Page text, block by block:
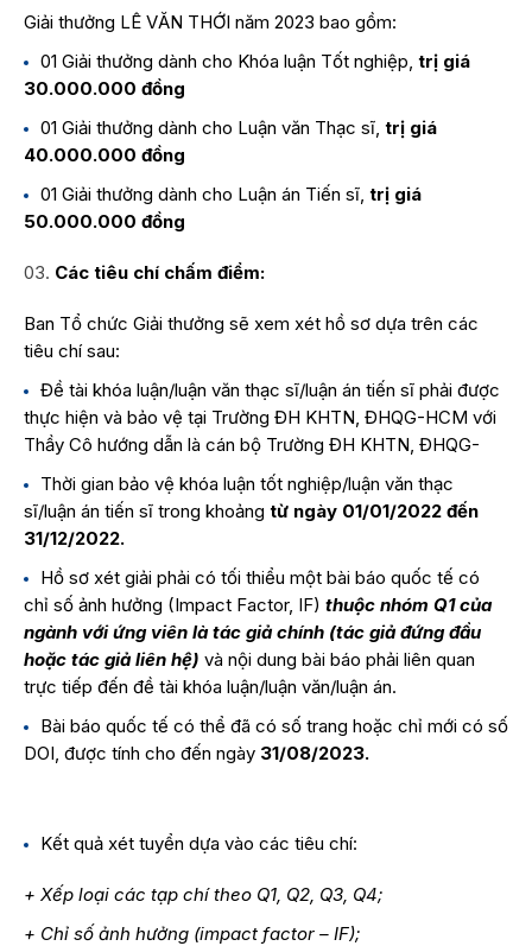
Giải thưởng LÊ VĂN THỚI năm 2023 bao gồm:
01 Giải thưởng dành cho Khóa luận Tốt nghiệp, trị giá
30.000.000 đồng
01 Giải thưởng dành cho Luận văn Thạc sĩ, trị giá
40.000.000 đồng
01 Giải thưởng dành cho Luận án Tiến sĩ, trị giá
50.000.000 đồng
Các tiêu chí chấm điểm:
Ban Tổ chức Giải thưởng sẽ xem xét hồ sơ dựa trên các
tiêu chí sau:
Đề tài khóa luận/luận văn thạc sĩ/luận án tiến sĩ phải được
thực hiện và bảo vệ tại Trường ĐH KHTN, ĐHQG-HCM với
Thầy Cô hướng dẫn là cán bộ Trường ĐH KHTN, ĐHQG-
Thời gian bảo vệ khóa luận tốt nghiệp/luận văn thạc
sĩ/luận án tiến sĩ trong khoảng từ ngày 01/01/2022 đến
31/12/2022.
Hồ sơ xét giải phải có tối thiểu một bài báo quốc tế có
chỉ số ảnh hưởng (Impact Factor, IF) thuộc nhóm Q1 của
ngành với ứng viên là tác giả chính (tác giả đứng đầu
hoặc tác giả liên hệ) và nội dung bài báo phải liên quan
trực tiếp đến đề tài khóa luận/luận văn/luận án.
Bài báo quốc tế có thể đã có số trang hoặc chỉ mới có số
DOI, được tính cho đến ngày 31/08/2023.
Kết quả xét tuyển dựa vào các tiêu chí:
+ Xếp loại các tạp chí theo Q1, Q2, Q3, Q4;
+ Chỉ số ảnh hưởng (impact factor – IF);